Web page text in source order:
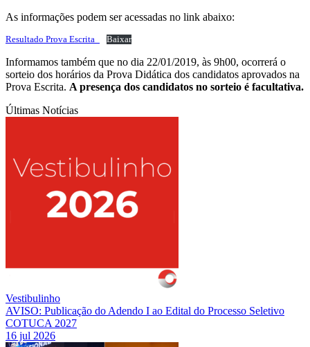
As informações podem ser acessadas no link abaixo:
Resultado Prova Escrita_ Baixar
Informamos também que no dia 22/01/2019, às 9h00, ocorrerá o
sorteio dos horários da Prova Didática dos candidatos aprovados na
Prova Escrita. A presença dos candidatos no sorteio é facultativa.
Últimas Notícias
Vestibulinho
AVISO: Publicação do Adendo I ao Edital do Processo Seletivo
COTUCA 2027
16 jul 2026